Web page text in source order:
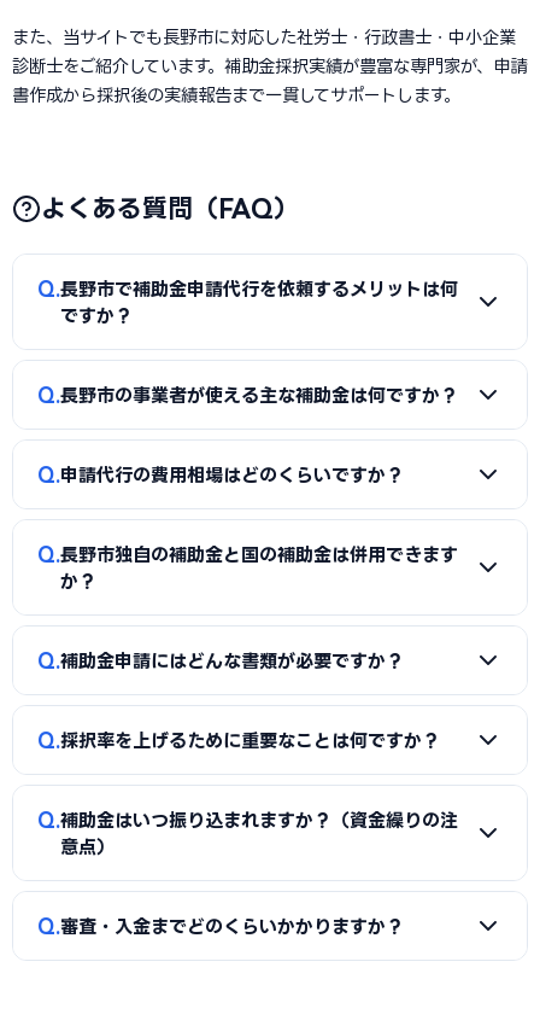
また、当サイトでも長野市に対応した社労士・行政書士・中小企業
診断士をご紹介しています。補助金採択実績が豊富な専門家が、申請
書作成から採択後の実績報告まで一貫してサポートします。
よくある質問（FAQ）
Q 長野市で補助金申請代行を依頼するメリットは何
ですか？
A
補助金は事業計画書の完成度で採択率が大きく変わりま
成、必要書類の整備、申請システム（電子申請）の操作、採
択後の実績報告まで一貫してサポートを受けられます。本業に
Q 長野市の事業者が使える主な補助金は何ですか？
A
国の「ものづくり補助金」「IT導入補助金」「小規模事
投資補助金」に加え、長野市独自の補助金・助成金が活用で
きます。詳しくは本記事の「長野市独自の補助金制度」「国
の主要補助金」の各セクションをご覧ください。
Q 申請代行の費用相場はどのくらいですか？
A
一般的に「着手金（無料〜数万円）＋成功報酬（採択額
の10〜15%程度）」の体系が多く、完全成功報酬型の事務所
約前に見積もりと報酬条件を必ず確認しましょう。当サイト
では長野市に対応した実績豊富な専門家を無料でご紹介して
Q 長野市独自の補助金と国の補助金は併用できます
か？
A
同一経費への重複申請はできませんが、対象経費を「設備
金）」のように分けることで、異なる経費項目について両方
を活用できるケースがあります。経費按分の計画は事前に専門
Q 補助金申請にはどんな書類が必要ですか？
A
一般的に、事業計画書、見積書、決算書（直近2期分）、
類（賃上げ表明・事業継続力強化計画の認定等）も求められ
ます。申請代行ではこれらの書類整備と不備チェックを代行
し、差し戻しによる遅延を防ぎます。
Q 採択率を上げるために重要なことは何ですか？
A
①公募要領の加点項目を漏れなく満たすこと、②課題・解
決策・効果を定量的（数値）で示すこと、③事業の革新性と
市の地域特性や自社の強みを盛り込んだ計画書ほど高く評価
されます。申請代行はこの作り込みを専門的に支援します。
Q 補助金はいつ振り込まれますか？（資金繰りの注
意点）
A
補助金は原則「後払い（精算払い）」です。採択後にいっ
Q 審査・入金までどのくらいかかりますか？